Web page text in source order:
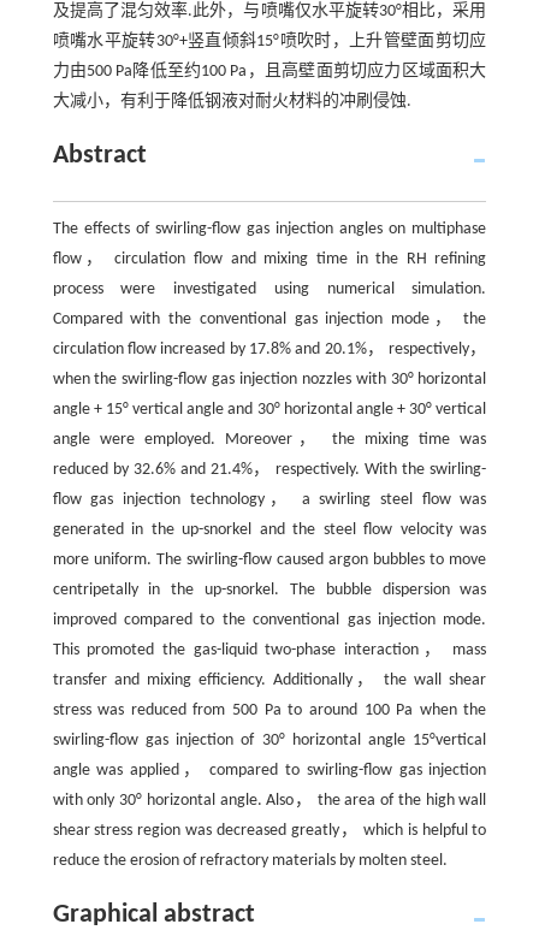
及提高了混匀效率.此外，与喷嘴仅水平旋转30°相比，采用
喷嘴水平旋转30°+竖直倾斜15°喷吹时，上升管壁面剪切应
力由500 Pa降低至约100 Pa，且高壁面剪切应力区域面积大
大减小，有利于降低钢液对耐火材料的冲刷侵蚀.
Abstract
The effects of swirling-flow gas injection angles on multiphase
flow， circulation flow and mixing time in the RH refining
process were investigated using numerical simulation.
Compared with the conventional gas injection mode， the
circulation flow increased by 17.8% and 20.1%， respectively，
when the swirling-flow gas injection nozzles with 30° horizontal
angle + 15° vertical angle and 30° horizontal angle + 30° vertical
angle were employed. Moreover， the mixing time was
reduced by 32.6% and 21.4%， respectively. With the swirling-
flow gas injection technology， a swirling steel flow was
generated in the up-snorkel and the steel flow velocity was
more uniform. The swirling-flow caused argon bubbles to move
centripetally in the up-snorkel. The bubble dispersion was
improved compared to the conventional gas injection mode.
This promoted the gas-liquid two-phase interaction， mass
transfer and mixing efficiency. Additionally， the wall shear
stress was reduced from 500 Pa to around 100 Pa when the
swirling-flow gas injection of 30° horizontal angle 15°vertical
angle was applied， compared to swirling-flow gas injection
with only 30° horizontal angle. Also， the area of the high wall
shear stress region was decreased greatly， which is helpful to
reduce the erosion of refractory materials by molten steel.
Graphical abstract